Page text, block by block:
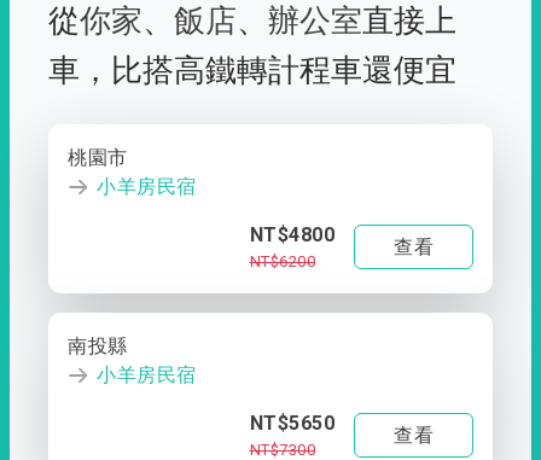
從你家、 飯店、 辦公室直接上
車， 比搭高鐵轉計程車還便宜
桃園市
小羊房民宿
NT$4800
NT$6200
查看
南投縣
小羊房民宿
NT$5650
NT$7300
查看